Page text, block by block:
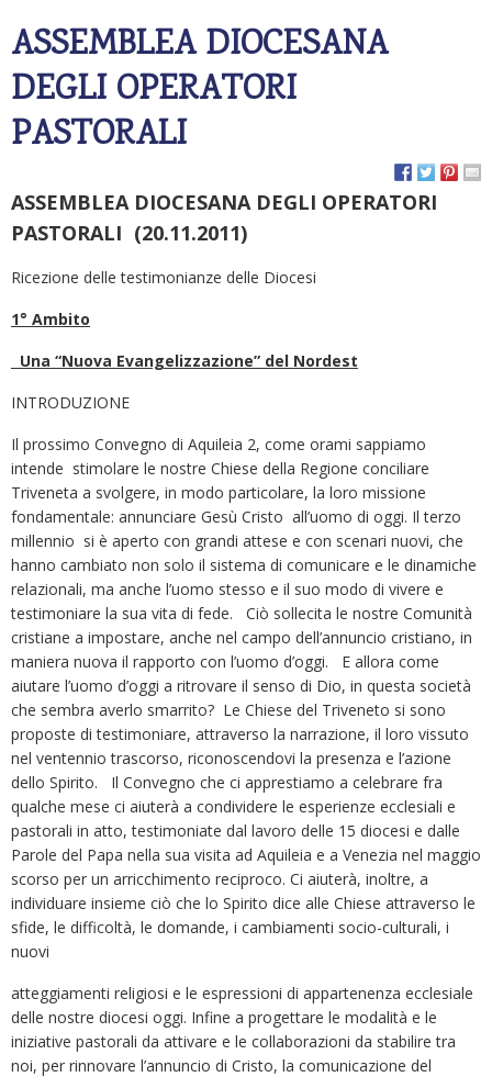
ASSEMBLEA DIOCESANA
DEGLI OPERATORI
PASTORALI
ASSEMBLEA DIOCESANA DEGLI OPERATORI
PASTORALI (20.11.2011)
Ricezione delle testimonianze delle Diocesi
1° Ambito
Una “Nuova Evangelizzazione” del Nordest
INTRODUZIONE
Il prossimo Convegno di Aquileia 2, come orami sappiamo
intende stimolare le nostre Chiese della Regione conciliare
Triveneta a svolgere, in modo particolare, la loro missione
fondamentale: annunciare Gesù Cristo all’uomo di oggi. Il terzo
millennio si è aperto con grandi attese e con scenari nuovi, che
hanno cambiato non solo il sistema di comunicare e le dinamiche
relazionali, ma anche l’uomo stesso e il suo modo di vivere e
testimoniare la sua vita di fede. Ciò sollecita le nostre Comunità
cristiane a impostare, anche nel campo dell’annuncio cristiano, in
maniera nuova il rapporto con l’uomo d’oggi. E allora come
aiutare l’uomo d’oggi a ritrovare il senso di Dio, in questa società
che sembra averlo smarrito? Le Chiese del Triveneto si sono
proposte di testimoniare, attraverso la narrazione, il loro vissuto
nel ventennio trascorso, riconoscendovi la presenza e l’azione
dello Spirito. Il Convegno che ci apprestiamo a celebrare fra
qualche mese ci aiuterà a condividere le esperienze ecclesiali e
pastorali in atto, testimoniate dal lavoro delle 15 diocesi e dalle
Parole del Papa nella sua visita ad Aquileia e a Venezia nel maggio
scorso per un arricchimento reciproco. Ci aiuterà, inoltre, a
individuare insieme ciò che lo Spirito dice alle Chiese attraverso le
sfide, le difficoltà, le domande, i cambiamenti socio-culturali, i
nuovi
atteggiamenti religiosi e le espressioni di appartenenza ecclesiale
delle nostre diocesi oggi. Infine a progettare le modalità e le
iniziative pastorali da attivare e le collaborazioni da stabilire tra
noi, per rinnovare l’annuncio di Cristo, la comunicazione del